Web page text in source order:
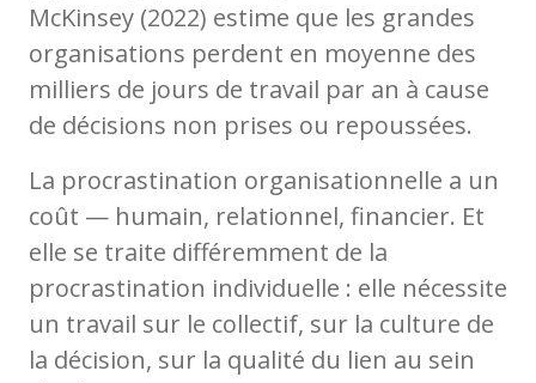
McKinsey (2022) estime que les grandes
organisations perdent en moyenne des
milliers de jours de travail par an à cause
de décisions non prises ou repoussées.
La procrastination organisationnelle a un
coût — humain, relationnel, financier. Et
elle se traite différemment de la
procrastination individuelle : elle nécessite
un travail sur le collectif, sur la culture de
la décision, sur la qualité du lien au sein